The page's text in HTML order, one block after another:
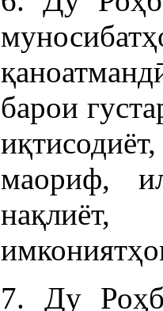
барои
маориф,
7. Ду